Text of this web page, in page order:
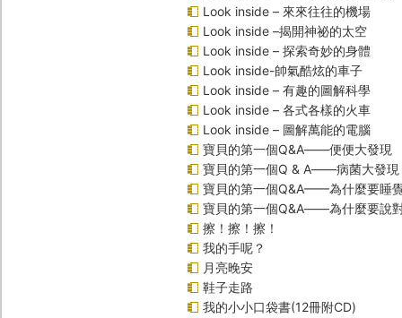
Look inside – 來來往往的機場
Look inside –揭開神祕的太空
Look inside – 探索奇妙的身體
Look inside-帥氣酷炫的車子
Look inside – 有趣的圖解科學
Look inside – 各式各樣的火車
Look inside – 圖解萬能的電腦
寶貝的第一個Q&A――便便大發現
寶貝的第一個Q & A――病菌大發現
寶貝的第一個Q&A——為什麼要睡
寶貝的第一個Q&A――為什麼要說
擦！擦！擦！
我的手呢？
月亮晚安
鞋子走路
我的小小口袋書(12冊附CD)